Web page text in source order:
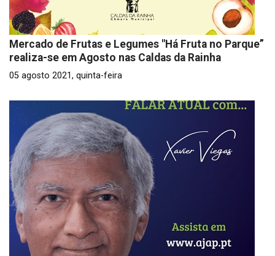
Mercado de Frutas e Legumes "Há Fruta no Parque”
realiza-se em Agosto nas Caldas da Rainha
05 agosto 2021, quinta-feira